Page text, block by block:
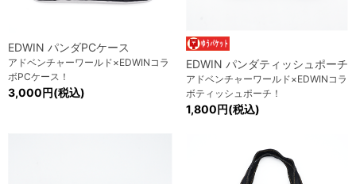
EDWIN パンダPCケース
アドベンチャーワールド×EDWINコラ
ボPCケース！
3,000円(税込)
EDWIN パンダティッシュポーチ
アドベンチャーワールド×EDWINコラ
ボティッシュポーチ！
1,800円(税込)